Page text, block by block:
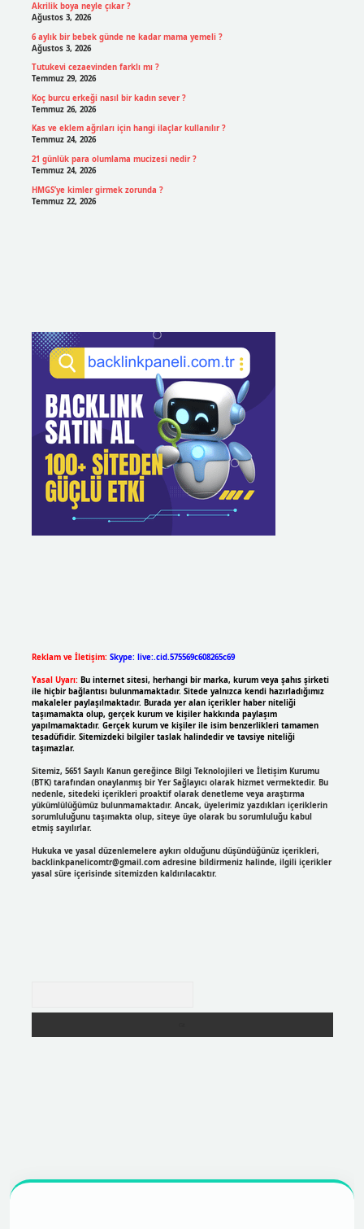
Akrilik boya neyle çıkar ?
Ağustos 3, 2026
6 aylık bir bebek günde ne kadar mama yemeli ?
Ağustos 3, 2026
Tutukevi cezaevinden farklı mı ?
Temmuz 29, 2026
Koç burcu erkeği nasıl bir kadın sever ?
Temmuz 26, 2026
Kas ve eklem ağrıları için hangi ilaçlar kullanılır ?
Temmuz 24, 2026
21 günlük para olumlama mucizesi nedir ?
Temmuz 24, 2026
HMGS’ye kimler girmek zorunda ?
Temmuz 22, 2026
Reklam ve İletişim: Skype: live:.cid.575569c608265c69
Yasal Uyarı: Bu internet sitesi, herhangi bir marka, kurum veya şahıs şirketi
ile hiçbir bağlantısı bulunmamaktadır. Sitede yalnızca kendi hazırladığımız
makaleler paylaşılmaktadır. Burada yer alan içerikler haber niteliği
taşımamakta olup, gerçek kurum ve kişiler hakkında paylaşım
yapılmamaktadır. Gerçek kurum ve kişiler ile isim benzerlikleri tamamen
tesadüfidir. Sitemizdeki bilgiler taslak halindedir ve tavsiye niteliği
taşımazlar.
Sitemiz, 5651 Sayılı Kanun gereğince Bilgi Teknolojileri ve İletişim Kurumu
(BTK) tarafından onaylanmış bir Yer Sağlayıcı olarak hizmet vermektedir. Bu
nedenle, sitedeki içerikleri proaktif olarak denetleme veya araştırma
yükümlülüğümüz bulunmamaktadır. Ancak, üyelerimiz yazdıkları içeriklerin
sorumluluğunu taşımakta olup, siteye üye olarak bu sorumluluğu kabul
etmiş sayılırlar.
Hukuka ve yasal düzenlemelere aykırı olduğunu düşündüğünüz içerikleri,
backlinkpanelicomtr@gmail.comadresine bildirmeniz halinde, ilgili içerikler
yasal süre içerisinde sitemizden kaldırılacaktır.